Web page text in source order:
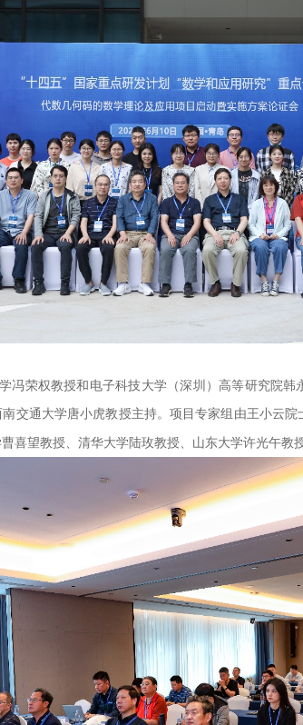
冯荣权教授和电子科技大学（深圳）高等研究院韩
交通大学唐小虎教授主持。项目专家组由王小云
喜望教授、清华大学陆玫教授、山东大学许光午教